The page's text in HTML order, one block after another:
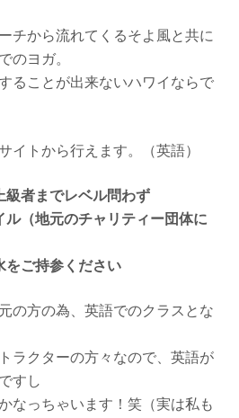
チから流れてくるそよ風と共に
のヨガ。
ることが出来ないハワイならで
イトから行えます。（英語）
者までレベル問わず
（地元のチャリティー団体に
をご持参ください
の方の為、英語でのクラスとな
ラクターの方々なので、英語が
すし
なっちゃいます！笑（実は私も